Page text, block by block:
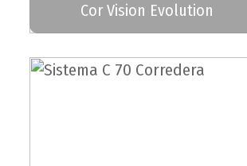
Cor Vision Evolution